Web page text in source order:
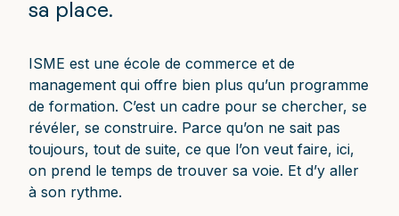
sa place.
ISME est une école de commerce et de
management qui offre bien plus qu’un programme
de formation. C’est un cadre pour se chercher, se
révéler, se construire. Parce qu’on ne sait pas
toujours, tout de suite, ce que l’on veut faire, ici,
on prend le temps de trouver sa voie. Et d’y aller
à son rythme.